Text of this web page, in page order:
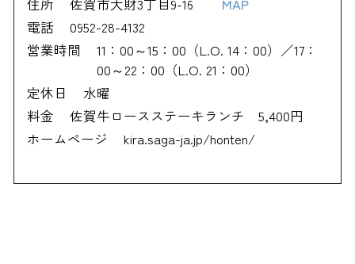
電話
0952-28-4132
営業時間
11：00～15：00（L.O. 14：00）／17：
00～22：00（L.O. 21：00）
定休日
水曜
料金
佐賀牛ロースステーキランチ 5,400円
ホームページ
kira.saga-ja.jp/honten/